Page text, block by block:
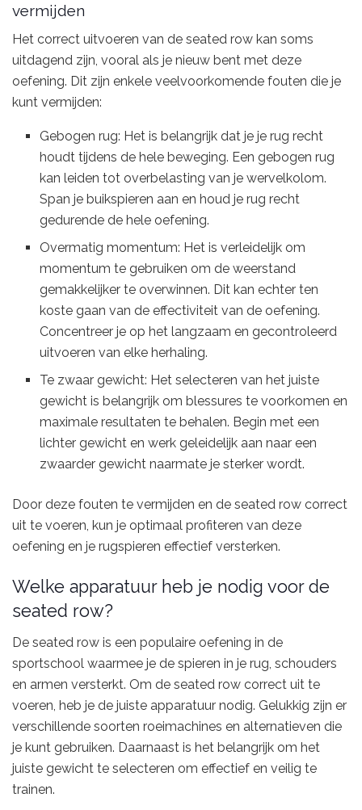
vermijden
Het correct uitvoeren van de seated row kan soms
uitdagend zijn, vooral als je nieuw bent met deze
oefening. Dit zijn enkele veelvoorkomende fouten die je
kunt vermijden:
Gebogen rug: Het is belangrijk dat je je rug recht
houdt tijdens de hele beweging. Een gebogen rug
kan leiden tot overbelasting van je wervelkolom.
Span je buikspieren aan en houd je rug recht
gedurende de hele oefening.
Overmatig momentum: Het is verleidelijk om
momentum te gebruiken om de weerstand
gemakkelijker te overwinnen. Dit kan echter ten
koste gaan van de effectiviteit van de oefening.
Concentreer je op het langzaam en gecontroleerd
uitvoeren van elke herhaling.
Te zwaar gewicht: Het selecteren van het juiste
gewicht is belangrijk om blessures te voorkomen en
maximale resultaten te behalen. Begin met een
lichter gewicht en werk geleidelijk aan naar een
zwaarder gewicht naarmate je sterker wordt.
Door deze fouten te vermijden en de seated row correct
uit te voeren, kun je optimaal profiteren van deze
oefening en je rugspieren effectief versterken.
Welke apparatuur heb je nodig voor de
seated row?
De seated row is een populaire oefening in de
sportschool waarmee je de spieren in je rug, schouders
en armen versterkt. Om de seated row correct uit te
voeren, heb je de juiste apparatuur nodig. Gelukkig zijn er
verschillende soorten roeimachines en alternatieven die
je kunt gebruiken. Daarnaast is het belangrijk om het
juiste gewicht te selecteren om effectief en veilig te
trainen.